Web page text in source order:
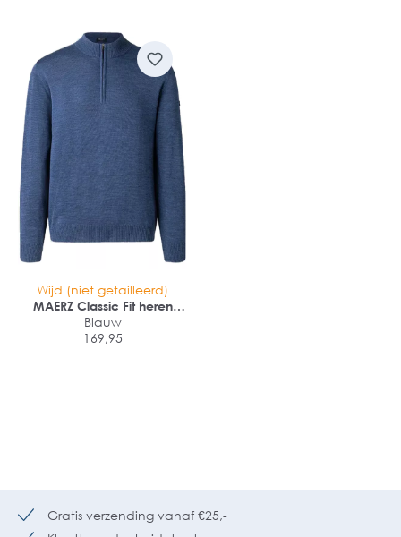
Wijd (niet getailleerd)
MAERZ Classic Fit heren
schipperstrui wol
Blauw
169,95
Gratis verzending vanaf €25,-